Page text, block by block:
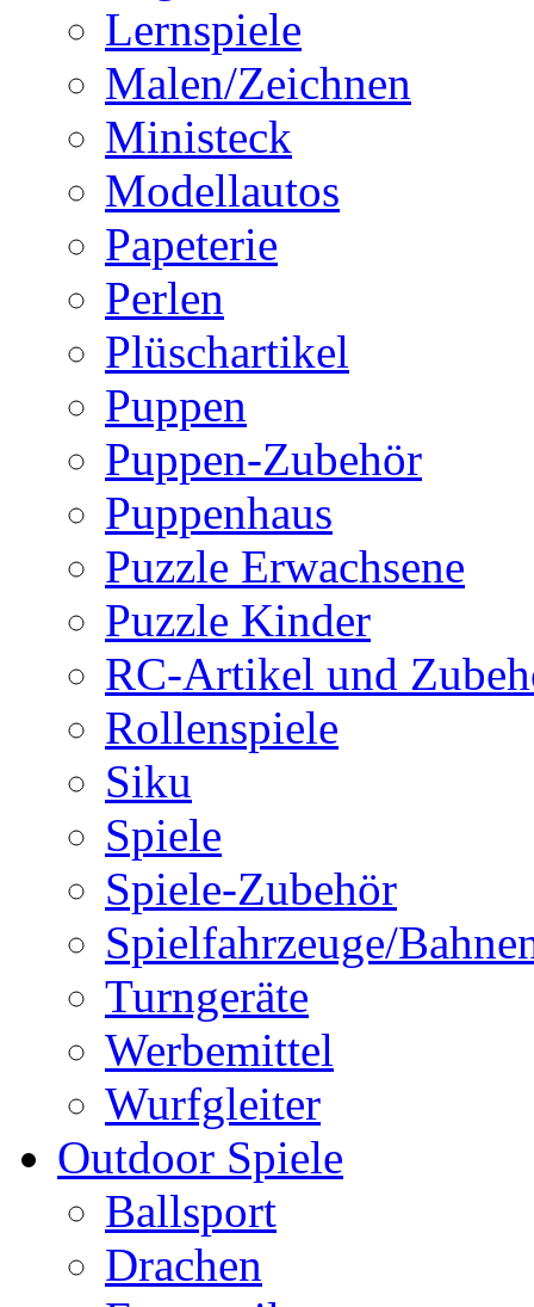
Lernspiele
Malen/Zeichnen
Ministeck
Modellautos
Papeterie
Perlen
Plüschartikel
Puppen
Puppen-Zubehör
Puppenhaus
Puzzle Erwachsene
Puzzle Kinder
RC-Artikel und
Rollenspiele
Siku
Spiele
Spiele-Zubehör
Spielfahrzeuge/
Turngeräte
Werbemittel
Wurfgleiter
Outdoor Spiele
Ballsport
Drachen